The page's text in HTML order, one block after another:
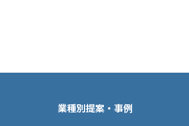
業種別提案・事例